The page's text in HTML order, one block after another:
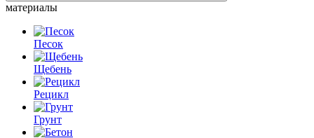
материалы
Песок
Щебень
Рецикл
Грунт